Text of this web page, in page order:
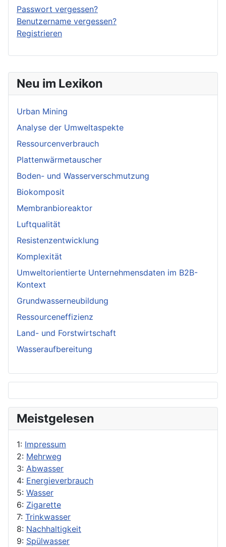
Neu im Lexikon
Urban Mining
Analyse der Umweltaspekte
Ressourcenverbrauch
Plattenwärmetauscher
Boden- und Wasserverschmutzung
Biokomposit
Membranbioreaktor
Luftqualität
Resistenzentwicklung
Komplexität
Umweltorientierte Unternehmensdaten im B2B-
Kontext
Grundwasserneubildung
Ressourceneffizienz
Land- und Forstwirtschaft
Wasseraufbereitung
Meistgelesen
1: Impressum
2: Mehrweg
3: Abwasser
4: Energieverbrauch
5: Wasser
6: Zigarette
7: Trinkwasser
8: Nachhaltigkeit
9: Spülwasser
Passwort vergessen?
Benutzername vergessen?
Registrieren